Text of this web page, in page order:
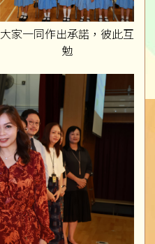
大家一同作出承諾，彼此互
勉